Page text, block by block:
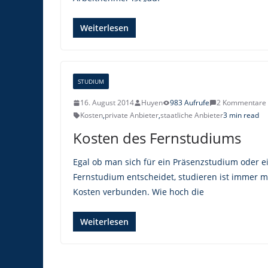
Weiterlesen
STUDIUM
16. August 2014 Huyen 983 Aufrufe
2 Kommentare
Kosten,private Anbieter,staatliche Anbieter3 min read
Kosten des Fernstudiums
Egal ob man sich für ein Präsenzstudium oder
Fernstudium entscheidet, studieren ist immer
Kosten verbunden. Wie hoch die
Weiterlesen